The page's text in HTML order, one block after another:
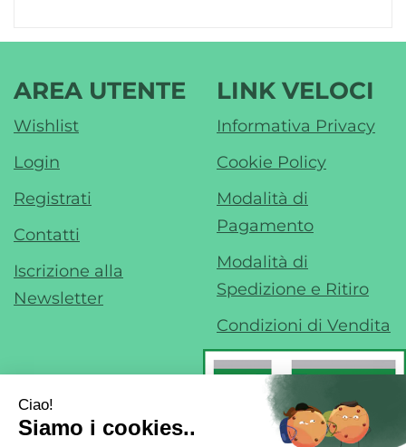
AREA UTENTE
Wishlist
Login
Registrati
Contatti
Iscrizione alla
Newsletter
LINK VELOCI
Informativa Privacy
Cookie Policy
Modalità di
Pagamento
Modalità di
Spedizione e Ritiro
Condizioni di Vendita